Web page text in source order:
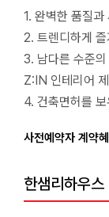
1. 완벽한 품질
2. 트렌디하게
3. 남다른 수준의
Z:IN 인테리어
4. 건축면허를
사전예약자 계약
한샘리하우스